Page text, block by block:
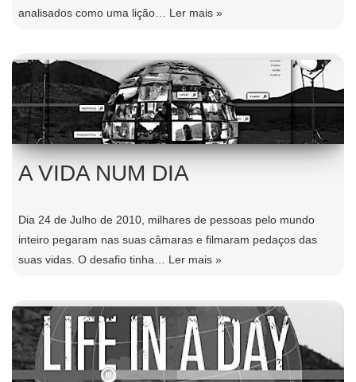
analisados como uma lição… Ler mais »
A VIDA NUM DIA
Dia 24 de Julho de 2010, milhares de pessoas pelo mundo
inteiro pegaram nas suas câmaras e filmaram pedaços das
suas vidas. O desafio tinha… Ler mais »